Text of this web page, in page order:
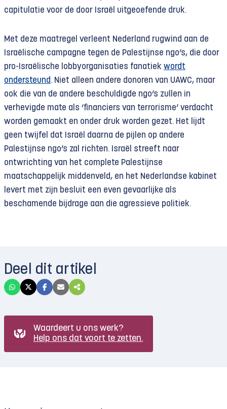
capitulatie voor de door Israël uitgeoefende druk.
Met deze maatregel verleent Nederland rugwind aan de
Israëlische campagne tegen de Palestijnse ngo’s, die door
pro-Israëlische lobbyorganisaties fanatiek wordt
ondersteund. Niet alleen andere donoren van UAWC, maar
ook die van de andere beschuldigde ngo’s zullen in
verhevigde mate als ‘financiers van terrorisme’ verdacht
worden gemaakt en onder druk worden gezet. Het lijdt
geen twijfel dat Israël daarna de pijlen op andere
Palestijnse ngo’s zal richten. Israël streeft naar
ontwrichting van het complete Palestijnse
maatschappelijk middenveld, en het Nederlandse kabinet
levert met zijn besluit een even gevaarlijke als
beschamende bijdrage aan die agressieve politiek.
Deel dit artikel
Waardeert u ons werk?
Help ons dat voort te zetten.